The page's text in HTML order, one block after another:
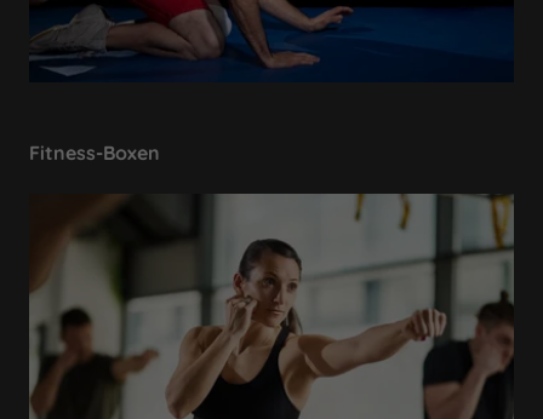
Fitness-Boxen